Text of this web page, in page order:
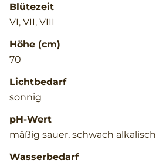
Blütezeit
VI, VII, VIII
Höhe (cm)
70
Lichtbedarf
sonnig
pH-Wert
mäßig sauer, schwach alkalisch
Wasserbedarf